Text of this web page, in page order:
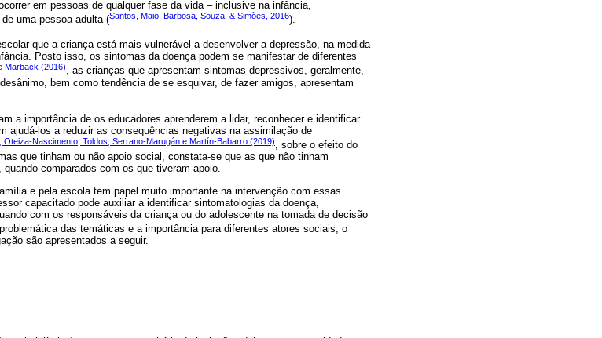
em pessoas de qualquer fase da vida – inclusive na infância,
uma pessoa adulta (Santos, Maio, Barbosa, Souza, & Simões, 2016).
que a criança está mais vulnerável a desenvolver a depressão, na medida
Posto isso, os sintomas da doença podem se manifestar de diferentes
Marback (2016), as crianças que apresentam sintomas depressivos, geralmente,
bem como tendência de se esquivar, de fazer amigos, apresentam
a importância de os educadores aprenderem a lidar, reconhecer e identificar
ajudá-los a reduzir as consequências negativas na assimilação de
Oteiza-Nascimento, Toldos, Serrano-Marugán e Martín-Babarro (2019), sobre o efeito do
que tinham ou não apoio social, constata-se que as que não tinham
comparados com os que tiveram apoio.
e pela escola tem papel muito importante na intervenção com essas
capacitado pode auxiliar a identificar sintomatologias da doença,
com os responsáveis da criança ou do adolescente na tomada de decisão
das temáticas e a importância para diferentes atores sociais, o
são apresentados a seguir.